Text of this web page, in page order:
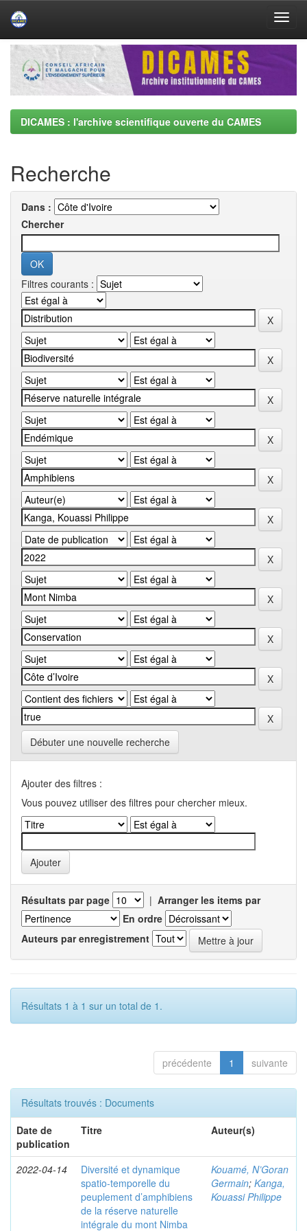
Skip
navigation
DICAMES : l'archive scientifique ouverte du CAMES
Recherche
Dans :
Chercher
Filtres courants :
Débuter une nouvelle recherche
Ajouter des filtres :
Vous pouvez utiliser des filtres pour chercher mieux.
Résultats par page | Arranger les items par
En ordre
Auteurs par enregistrement
Résultats 1 à 1 sur un total de 1.
précédente 1 suivante
Résultats trouvés : Documents
Date de
publication
Titre Auteur(s)
2022-04-14
Diversité et dynamique
spatio-temporelle du
peuplement d’amphibiens
de la réserve naturelle
intégrale du mont Nimba
Kouamé, N’Goran
Germain; Kanga,
Kouassi Philippe